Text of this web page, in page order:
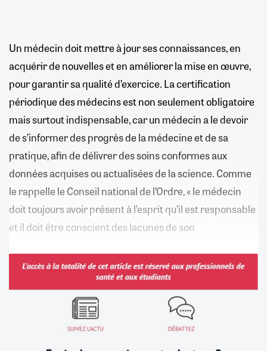
Un médecin doit mettre à jour ses connaissances, en
acquérir de nouvelles et en améliorer la mise en œuvre,
pour garantir sa qualité d’exercice. La certification
périodique des médecins est non seulement obligatoire
mais surtout indispensable, car un médecin a le devoir
de s’informer des progrès de la médecine et de sa
pratique, afin de délivrer des soins conformes aux
données acquises ou actualisées de la science. Comme
le rappelle le Conseil national de l’Ordre, « le médecin
doit toujours avoir présent à l’esprit qu’il est responsable
et il doit être conscient des lacunes de son